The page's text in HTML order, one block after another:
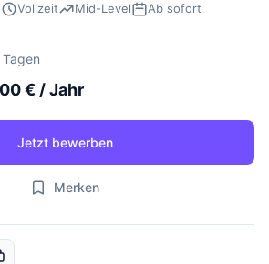
Vollzeit Mid-Level
Ab sofort
€ / Jahr
Jetzt bewerben
Merken